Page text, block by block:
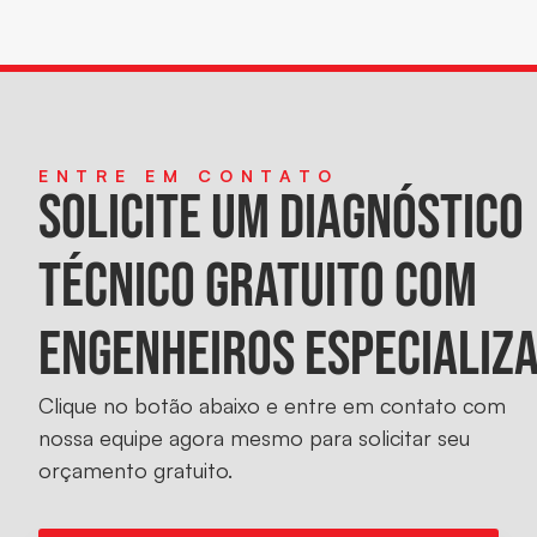
ENTRE EM CONTATO
SOLICITE UM DIAGNÓSTICO
TÉCNICO GRATUITO COM
ENGENHEIROS
Clique no botão abaixo e entre em contato com
nossa equipe agora mesmo para solicitar seu
orçamento gratuito.